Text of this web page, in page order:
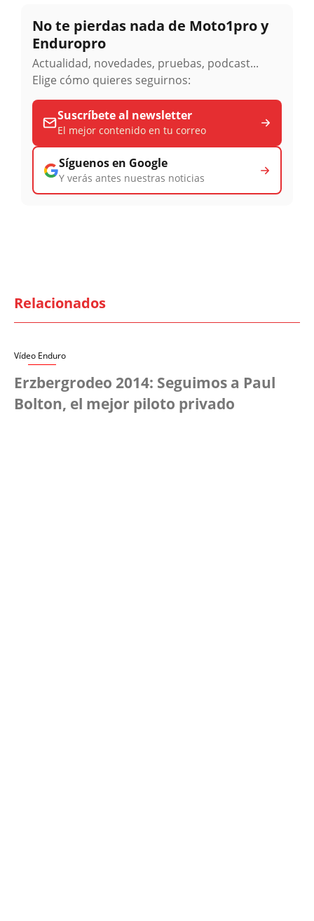
No te pierdas nada de Moto1pro y
Enduropro
Actualidad, novedades, pruebas, podcast...
Elige cómo quieres seguirnos:
Suscríbete al newsletter
El mejor contenido en tu correo
Síguenos en Google
Y verás antes nuestras noticias
Relacionados
Vídeo Enduro
Erzbergrodeo 2014: Seguimos a Paul
Bolton, el mejor piloto privado